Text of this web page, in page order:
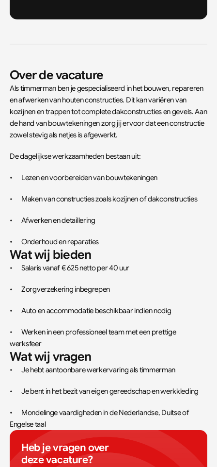
Over de vacature
Als timmerman ben je gespecialiseerd in het bouwen, repareren
en afwerken van houten constructies. Dit kan variëren van
kozijnen en trappen tot complete dakconstructies en gevels. Aan
de hand van bouwtekeningen zorg jij ervoor dat een constructie
zowel stevig als netjes is afgewerkt.
De dagelijkse werkzaamheden bestaan uit:
•	Lezen en voorbereiden van bouwtekeningen
•	Maken van constructies zoals kozijnen of dakconstructies
•	Afwerken en detaillering
•	Onderhoud en reparaties
Wat wij bieden
•	Salaris vanaf € 625 netto per 40 uur
•	Zorgverzekering inbegrepen
•	Auto en accommodatie beschikbaar indien nodig
•	Werken in een professioneel team met een prettige
werksfeer
Wat wij vragen
•	Je hebt aantoonbare werkervaring als timmerman
•	Je bent in het bezit van eigen gereedschap en werkkleding
•	Mondelinge vaardigheden in de Nederlandse, Duitse of
Engelse taal
Heb je vragen over
deze vacature?